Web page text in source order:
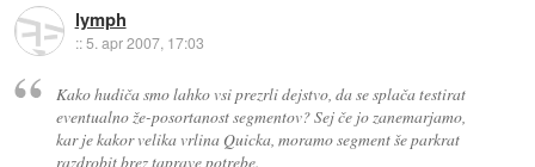
lymph
::5. apr 2007, 17:03
Kako hudiča smo lahko vsi prezrli dejstvo, da se splača testirat
eventualno že-posortanost segmentov? Sej če jo zanemarjamo,
kar je kakor velika vrlina Quicka, moramo segment še parkrat
razdrobit brez taprave potrebe.